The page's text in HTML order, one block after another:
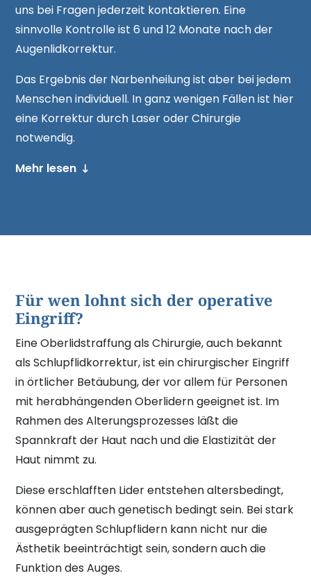
uns bei Fragen jederzeit kontaktieren. Eine
sinnvolle Kontrolle ist 6 und 12 Monate nach der
Augenlidkorrektur.
Das Ergebnis der Narbenheilung ist aber bei jedem
Menschen individuell. In ganz wenigen Fällen ist hier
eine Korrektur durch Laser oder Chirurgie
notwendig.
Mehr lesen
Für wen lohnt sich der operative
Eingriff?
Eine Oberlidstraffung als Chirurgie, auch bekannt
als Schlupflidkorrektur, ist ein chirurgischer Eingriff
in örtlicher Betäubung, der vor allem für Personen
mit herabhängenden Oberlidern geeignet ist. Im
Rahmen des Alterungsprozesses läßt die
Spannkraft der Haut nach und die Elastizität der
Haut nimmt zu.
Diese erschlafften Lider entstehen altersbedingt,
können aber auch genetisch bedingt sein. Bei stark
ausgeprägten Schlupflidern kann nicht nur die
Ästhetik beeinträchtigt sein, sondern auch die
Funktion des Auges.